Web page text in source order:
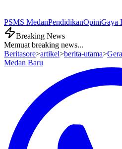
PSMS MedanPendidikanOpiniGaya
Breaking News
Memuat breaking news...
Beritasore>artikel>berita-utama>
Medan Baru